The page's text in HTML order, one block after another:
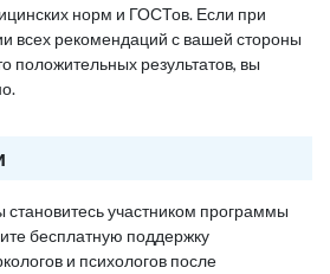
норм и ГОСТов. Если при
всех рекомендаций с вашей стороны
положительных результатов, вы
становитесь участником программы
бесплатную поддержку
и психологов после